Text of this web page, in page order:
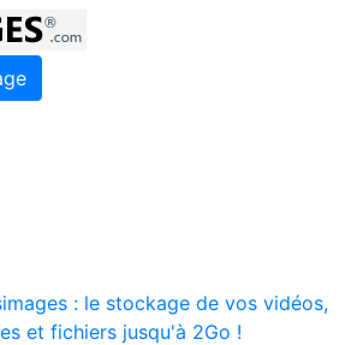
: le stockage de vos vidéos,
et fichiers jusqu'à 2Go !